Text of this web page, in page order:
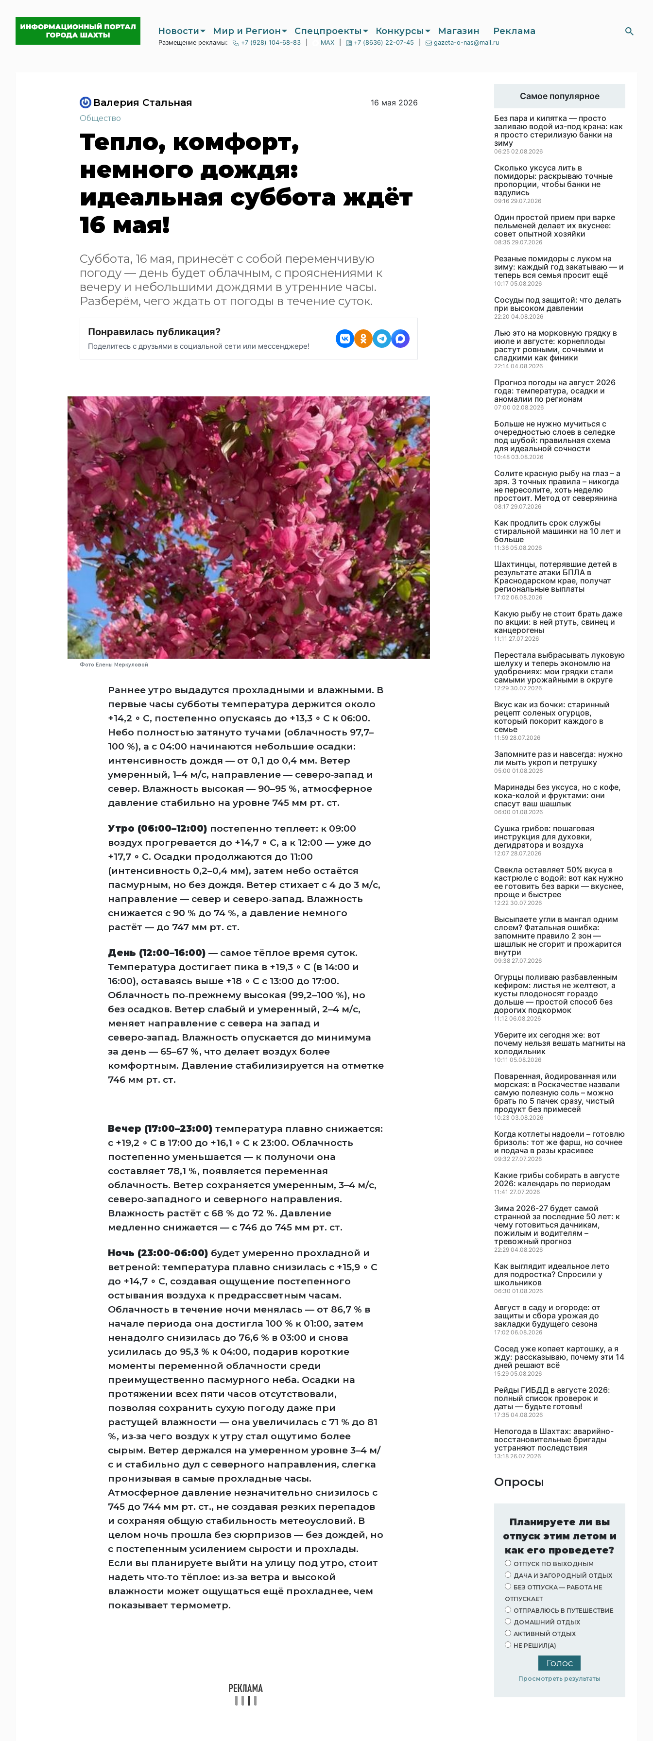
Новости Мир и Регион Спецпроекты Конкурсы Магазин Реклама
Размещение рекламы: +7 (928) 104-68-83 MAX +7 (8636) 22-07-45 gazeta-o-nas@mail.ru
Валерия Стальная 16 мая 2026
Общество
Тепло, комфорт,
немного дождя:
идеальная суббота ждёт
16 мая!
Суббота, 16 мая, принесёт с собой переменчивую
погоду — день будет облачным, с прояснениями к
вечеру и небольшими дождями в утренние часы.
Разберём, чего ждать от погоды в течение суток.
Понравилась публикация?
Поделитесь с друзьями в социальной сети или мессенджере!
Фото Елены Меркуловой
Раннее утро выдадутся прохладными и влажными. В
первые часы субботы температура держится около
+14,2 ∘ C, постепенно опускаясь до +13,3 ∘ C к 06:00.
Небо полностью затянуто тучами (облачность 97,7–
100 %), а с 04:00 начинаются небольшие осадки:
интенсивность дождя — от 0,1 до 0,4 мм. Ветер
умеренный, 1–4 м/с, направление — северо‑запад и
север. Влажность высокая — 90–95 %, атмосферное
давление стабильно на уровне 745 мм рт. ст.
Утро (06:00–12:00) постепенно теплеет: к 09:00
воздух прогревается до +14,7 ∘ C, а к 12:00 — уже до
+17,7 ∘ C. Осадки продолжаются до 11:00
(интенсивность 0,2–0,4 мм), затем небо остаётся
пасмурным, но без дождя. Ветер стихает с 4 до 3 м/с,
направление — север и северо‑запад. Влажность
снижается с 90 % до 74 %, а давление немного
растёт — до 747 мм рт. ст.
День (12:00–16:00) — самое тёплое время суток.
Температура достигает пика в +19,3 ∘ C (в 14:00 и
16:00), оставаясь выше +18 ∘ C с 13:00 до 17:00.
Облачность по‑прежнему высокая (99,2–100 %), но
без осадков. Ветер слабый и умеренный, 2–4 м/с,
меняет направление с севера на запад и
северо‑запад. Влажность опускается до минимума
за день — 65–67 %, что делает воздух более
комфортным. Давление стабилизируется на отметке
746 мм рт. ст.
Вечер (17:00–23:00) температура плавно снижается:
с +19,2 ∘ C в 17:00 до +16,1 ∘ C к 23:00. Облачность
постепенно уменьшается — к полуночи она
составляет 78,1 %, появляется переменная
облачность. Ветер сохраняется умеренным, 3–4 м/с,
северо‑западного и северного направления.
Влажность растёт с 68 % до 72 %. Давление
медленно снижается — с 746 до 745 мм рт. ст.
Ночь (23:00-06:00) будет умеренно прохладной и
ветреной: температура плавно снизилась с +15,9 ∘ C
до +14,7 ∘ C, создавая ощущение постепенного
остывания воздуха к предрассветным часам.
Облачность в течение ночи менялась — от 86,7 % в
начале периода она достигла 100 % к 01:00, затем
ненадолго снизилась до 76,6 % в 03:00 и снова
усилилась до 95,3 % к 04:00, подарив короткие
моменты переменной облачности среди
преимущественно пасмурного неба. Осадки на
протяжении всех пяти часов отсутствовали,
позволяя сохранить сухую погоду даже при
растущей влажности — она увеличилась с 71 % до 81
%, из‑за чего воздух к утру стал ощутимо более
сырым. Ветер держался на умеренном уровне 3–4 м/
с и стабильно дул с северного направления, слегка
пронизывая в самые прохладные часы.
Атмосферное давление незначительно снизилось с
745 до 744 мм рт. ст., не создавая резких перепадов
и сохраняя общую стабильность метеоусловий. В
целом ночь прошла без сюрпризов — без дождей, но
с постепенным усилением сырости и прохлады.
Если вы планируете выйти на улицу под утро, стоит
надеть что‑то тёплое: из‑за ветра и высокой
влажности может ощущаться ещё прохладнее, чем
показывает термометр.
Самое популярное
Без пара и кипятка — просто
заливаю водой из-под крана: как
я просто стерилизую банки на
зиму
06:25 02.08.2026
Сколько уксуса лить в
помидоры: раскрываю точные
пропорции, чтобы банки не
вздулись
09:16 29.07.2026
Один простой прием при варке
пельменей делает их вкуснее:
совет опытной хозяйки
08:35 29.07.2026
Резаные помидоры с луком на
зиму: каждый год закатываю — и
теперь вся семья просит ещё
10:17 05.08.2026
Сосуды под защитой: что делать
при высоком давлении
22:20 04.08.2026
Лью это на морковную грядку в
июле и августе: корнеплоды
растут ровными, сочными и
сладкими как финики
22:14 04.08.2026
Прогноз погоды на август 2026
года: температура, осадки и
аномалии по регионам
07:00 02.08.2026
Больше не нужно мучиться с
очередностью слоев в селедке
под шубой: правильная схема
для идеальной сочности
10:48 03.08.2026
Солите красную рыбу на глаз – а
зря. 3 точных правила – никогда
не пересолите, хоть неделю
простоит. Метод от северянина
08:17 29.07.2026
Как продлить срок службы
стиральной машинки на 10 лет и
больше
11:36 05.08.2026
Шахтинцы, потерявшие детей в
результате атаки БПЛА в
Краснодарском крае, получат
региональные выплаты
17:02 06.08.2026
Какую рыбу не стоит брать даже
по акции: в ней ртуть, свинец и
канцерогены
11:11 27.07.2026
Перестала выбрасывать луковую
шелуху и теперь экономлю на
удобрениях: мои грядки стали
самыми урожайными в округе
12:29 30.07.2026
Вкус как из бочки: старинный
рецепт соленых огурцов,
который покорит каждого в
семье
11:59 28.07.2026
Запомните раз и навсегда: нужно
ли мыть укроп и петрушку
05:00 01.08.2026
Маринады без уксуса, но с кофе,
кока-колой и фруктами: они
спасут ваш шашлык
06:00 01.08.2026
Сушка грибов: пошаговая
инструкция для духовки,
дегидратора и воздуха
12:07 28.07.2026
Свекла оставляет 50% вкуса в
кастрюле с водой: вот как нужно
ее готовить без варки — вкуснее,
проще и быстрее
12:22 30.07.2026
Высыпаете угли в мангал одним
слоем? Фатальная ошибка:
запомните правило 2 зон —
шашлык не сгорит и прожарится
внутри
09:38 27.07.2026
Огурцы поливаю разбавленным
кефиром: листья не желтеют, а
кусты плодоносят гораздо
дольше — простой способ без
дорогих подкормок
11:12 06.08.2026
Уберите их сегодня же: вот
почему нельзя вешать магниты на
холодильник
10:11 05.08.2026
Поваренная, йодированная или
морская: в Роскачестве назвали
самую полезную соль – можно
брать по 5 пачек сразу, чистый
продукт без примесей
10:23 03.08.2026
Когда котлеты надоели – готовлю
бризоль: тот же фарш, но сочнее
и подача в разы красивее
09:32 27.07.2026
Какие грибы собирать в августе
2026: календарь по периодам
11:41 27.07.2026
Зима 2026-27 будет самой
странной за последние 50 лет: к
чему готовиться дачникам,
пожилым и водителям –
тревожный прогноз
22:29 04.08.2026
Как выглядит идеальное лето
для подростка? Спросили у
школьников
06:30 01.08.2026
Август в саду и огороде: от
защиты и сбора урожая до
закладки будущего сезона
17:02 06.08.2026
Сосед уже копает картошку, а я
жду: рассказываю, почему эти 14
дней решают всё
15:29 05.08.2026
Рейды ГИБДД в августе 2026:
полный список проверок и
даты — будьте готовы!
17:35 04.08.2026
Непогода в Шахтах: аварийно-
восстановительные бригады
устраняют последствия
13:18 26.07.2026
Опросы
Планируете ли вы
отпуск этим летом и
как его проведете?
ОТПУСК ПО ВЫХОДНЫМ
ДАЧА И ЗАГОРОДНЫЙ ОТДЫХ
БЕЗ ОТПУСКА — РАБОТА НЕ
ОТПУСКАЕТ
ОТПРАВЛЮСЬ В ПУТЕШЕСТВИЕ
ДОМАШНИЙ ОТДЫХ
АКТИВНЫЙ ОТДЫХ
НЕ РЕШИЛ(А)
Просмотреть результаты